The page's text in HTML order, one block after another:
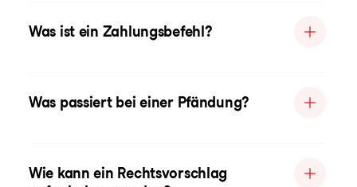
Was ist ein Zahlungsbefehl?
Was passiert bei einer Pfändung?
Wie kann ein Rechtsvorschlag